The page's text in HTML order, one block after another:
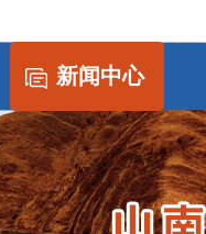
新闻中心